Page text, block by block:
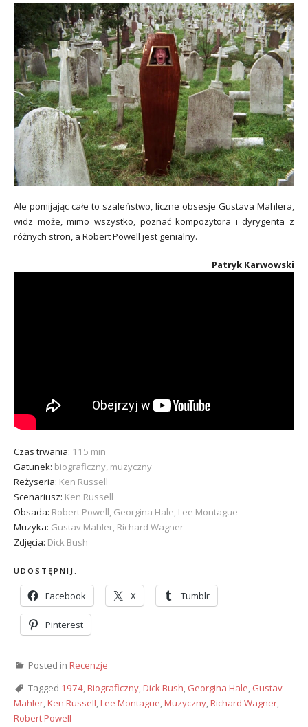
Ale pomijając całe to szaleństwo, liczne obsesje Gustava Mahlera,
widz może, mimo wszystko, poznać kompozytora i dyrygenta z
różnych stron, a Robert Powell jest genialny.
Patryk Karwowski
Czas trwania: 115 min
Gatunek: biograficzny, muzyczny
Reżyseria: Ken Russell
Scenariusz: Ken Russell
Obsada: Robert Powell, Georgina Hale, Lee Montague
Muzyka: Gustav Mahler, Richard Wagner
Zdjęcia: Dick Bush
UDOSTĘPNIJ:
Facebook X Tumblr
Pinterest
Posted in Recenzje
Tagged 1974,Biograficzny,Dick Bush, Georgina Hale, Gustav
Mahler,Ken Russell,Lee Montague,Muzyczny,Richard Wagner,
Robert Powell